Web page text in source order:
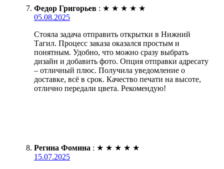
Федор Григорьев : ★ ★ ★ ★ ★
05.08.2025
Стояла задача отправить открытки в Нижний
Тагил. Процесс заказа оказался простым и
понятным. Удобно, что можно сразу выбрать
дизайн и добавить фото. Опция отправки адресату
– отличный плюс. Получила уведомление о
доставке, всё в срок. Качество печати на высоте,
отлично передали цвета. Рекомендую!
Регина Фомина : ★ ★ ★ ★ ★
15.07.2025